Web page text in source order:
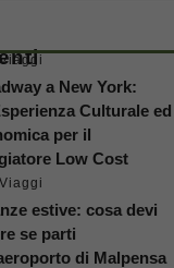
a New York:
Culturale ed
per il
Low Cost
estive: cosa devi
se parti
di Malpensa